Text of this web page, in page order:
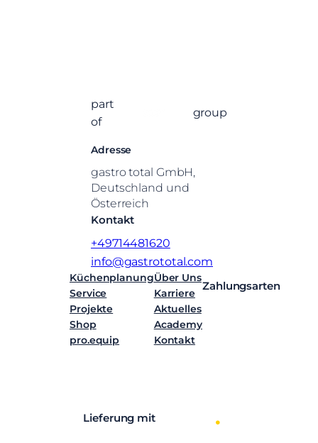
part
of
group
Adresse
gastro total GmbH,
Deutschland und
Österreich
Kontakt
+49714481620
info@gastrototal.com
Küchenplanung
Service
Projekte
Shop
pro.equip
Über Uns
Karriere
Aktuelles
Academy
Kontakt
Zahlungsarten
Lieferung mit